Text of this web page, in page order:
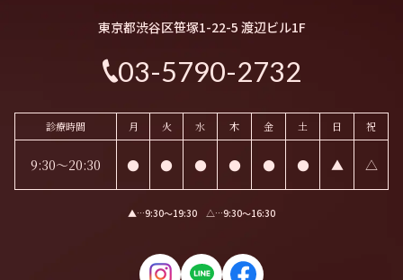
東京都渋谷区笹塚1-22-5 渡辺ビル1F
03-5790-2732
診療時間 月 火 水 木 金 土 日 祝
9:30～20:30 ● ● ● ● ● ● ▲ △
▲…9:30〜19:30 △…9:30〜16:30